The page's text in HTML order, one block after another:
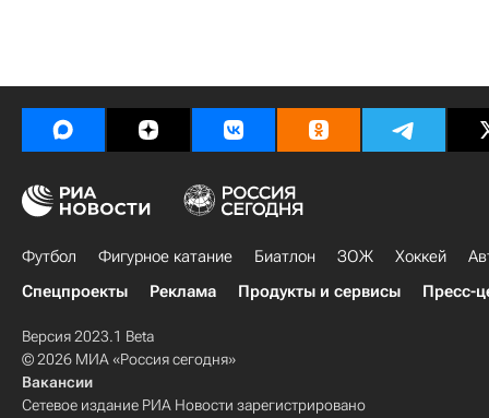
Футбол Фигурное катание Биатлон ЗОЖ Хоккей
Спецпроекты
Реклама Продукты и сервисы Пресс-
Версия 2023.1 Beta
© 2026 МИА «Россия сегодня»
Вакансии
Сетевое издание РИА Новости зарегистрировано